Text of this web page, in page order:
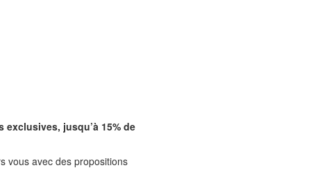
jusqu’à 15% de
vous avec des propositions